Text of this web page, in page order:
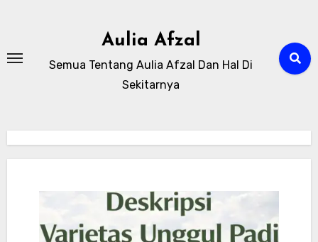
Aulia Afzal
Semua Tentang Aulia Afzal Dan Hal Di
Sekitarnya